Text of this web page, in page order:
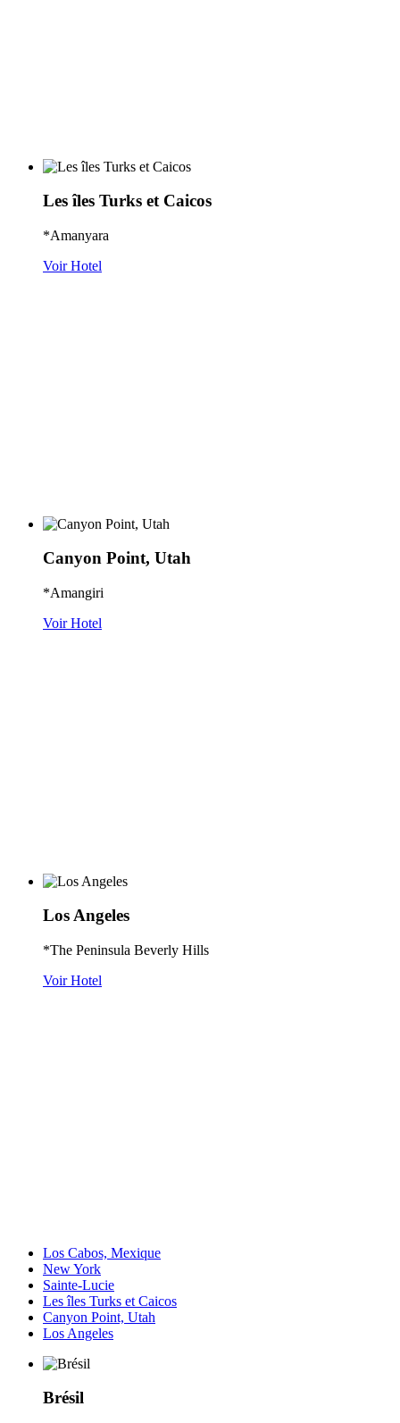
Les îles Turks et Caicos
*Amanyara
Voir Hotel
Canyon Point, Utah
*Amangiri
Voir Hotel
Los Angeles
*The Peninsula Beverly Hills
Voir Hotel
Los Cabos, Mexique
New York
Sainte-Lucie
Les îles Turks et Caicos
Canyon Point, Utah
Los Angeles
Brésil